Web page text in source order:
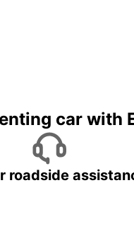
car with
roadside